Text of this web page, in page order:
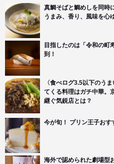
真鯛そばと鯛めしを同時
うまみ、香り、風味を心
目指したのは「令和の町
到！
〈食べログ3.5以下のう
てくる料理はガチ中華。
継ぐ気鋭店とは？
今が旬！ プリン王子お
海外で認められた劇場型